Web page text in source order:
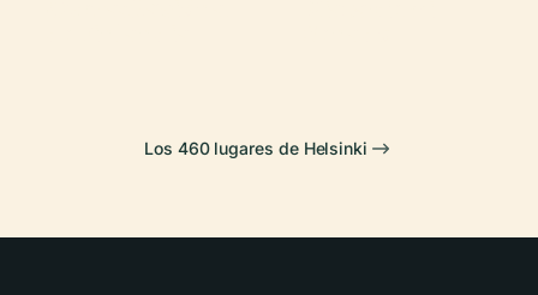
Los 460 lugares de Helsinki